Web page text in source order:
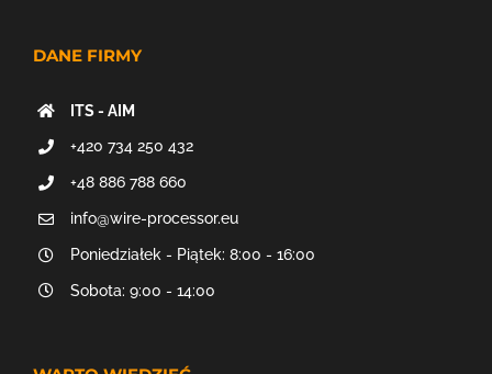
DANE FIRMY
ITS - AIM
+420 734 250 432
+48 886 788 660
info@wire-processor.eu
Poniedziałek - Piątek: 8:00 - 16:00
Sobota: 9:00 - 14:00